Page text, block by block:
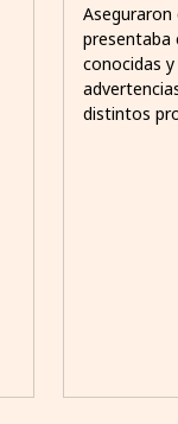
Aseguraron
presentaba
conocidas
distintos